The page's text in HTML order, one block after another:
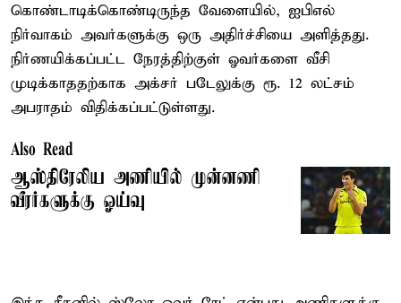
கொண்டாடிக்கொண்டிருந்த வேளையில், ஐபிஎல்
நிர்வாகம் அவர்களுக்கு ஒரு அதிர்ச்சியை அளித்தது.
நிர்ணயிக்கப்பட்ட நேரத்திற்குள் ஓவர்களை வீசி
முடிக்காததற்காக அக்சர் படேலுக்கு ரூ. 12 லட்சம்
அபராதம் விதிக்கப்பட்டுள்ளது.
Also Read
ஆஸ்திரேலிய அணியில் முன்னணி
வீரர்களுக்கு ஓய்வு